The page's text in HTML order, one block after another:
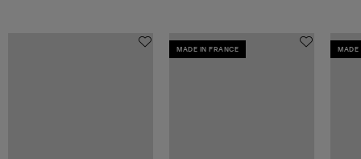
MADE IN FRANCE MADE